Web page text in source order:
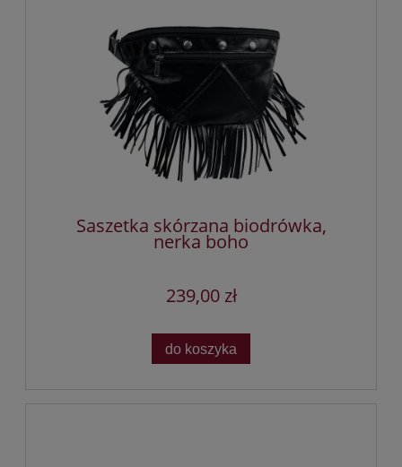
Saszetka skórzana biodrówka,
nerka boho
239,00 zł
do koszyka